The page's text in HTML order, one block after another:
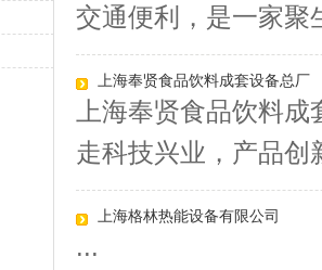
交通便利，是一家聚
上海奉贤食品饮料成套设备总厂
上海奉贤食品饮料
走科技兴业，产品创
上海格林热能设备有限公司
...